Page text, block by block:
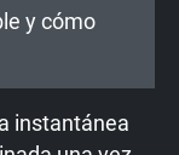
y cómo
instantánea